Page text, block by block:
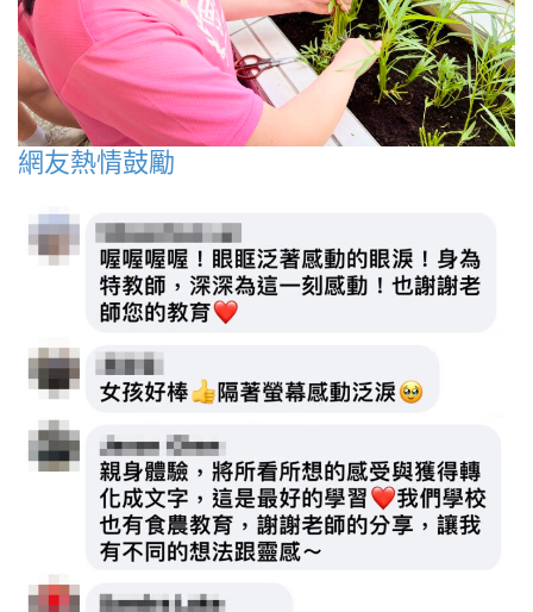
網友熱情鼓勵